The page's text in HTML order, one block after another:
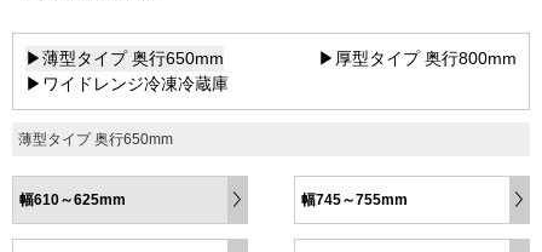
▶薄型タイプ 奥行650mm
▶厚型タイプ 奥行800mm
▶ワイドレンジ冷凍冷蔵庫
薄型タイプ 奥行650mm
幅610～625mm 幅745～755mm